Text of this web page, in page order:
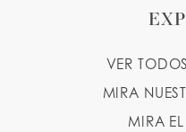
VER
MIRA
MIRA